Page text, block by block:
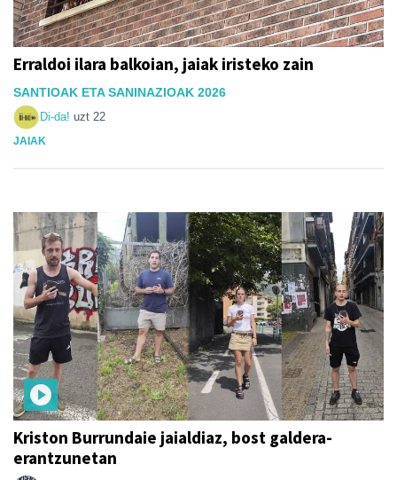
Erraldoi ilara balkoian, jaiak iristeko zain
SANTIOAK ETA SANINAZIOAK 2026
Di-da! uzt 22
JAIAK
Kriston Burrundaie jaialdiaz, bost galdera-
erantzunetan